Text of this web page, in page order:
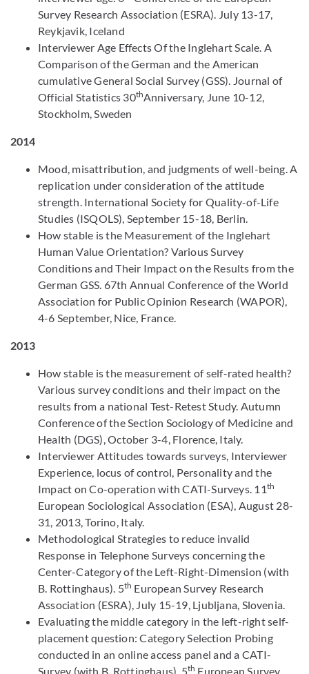
Survey Research Association (ESRA). July 13-17,
Reykjavik, Iceland
Interviewer Age Effects Of the Inglehart Scale. A
Comparison of the German and the American
cumulative General Social Survey (GSS). Journal of
Official Statistics 30thAnniversary, June 10-12,
Stockholm, Sweden
2014
Mood, misattribution, and judgments of well-being. A
replication under consideration of the attitude
strength. International Society for Quality-of-Life
Studies (ISQOLS), September 15-18, Berlin.
How stable is the Measurement of the Inglehart
Human Value Orientation? Various Survey
Conditions and Their Impact on the Results from the
German GSS. 67th Annual Conference of the World
Association for Public Opinion Research (WAPOR),
4-6 September, Nice, France.
2013
How stable is the measurement of self-rated health?
Various survey conditions and their impact on the
results from a national Test-Retest Study. Autumn
Conference of the Section Sociology of Medicine and
Health (DGS), October 3-4, Florence, Italy.
Interviewer Attitudes towards surveys, Interviewer
Experience, locus of control, Personality and the
Impact on Co-operation with CATI-Surveys. 11th
European Sociological Association (ESA), August 28-
31, 2013, Torino, Italy.
Methodological Strategies to reduce invalid
Response in Telephone Surveys concerning the
Center-Category of the Left-Right-Dimension (with
B. Rottinghaus). 5th European Survey Research
Association (ESRA), July 15-19, Ljubljana, Slovenia.
Evaluating the middle category in the left-right self-
placement question: Category Selection Probing
conducted in an online access panel and a CATI-
Survey (with B. Rottinghaus). 5th European Survey